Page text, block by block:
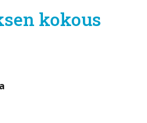
kokous